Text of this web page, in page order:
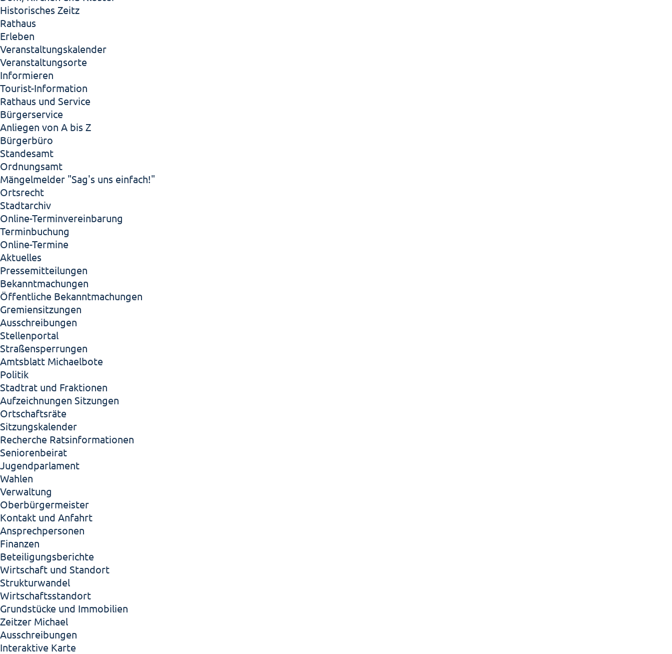
Historisches Zeitz
Rathaus
Erleben
Veranstaltungskalender
Veranstaltungsorte
Informieren
Tourist-Information
Rathaus und Service
Bürgerservice
Anliegen von A bis Z
Bürgerbüro
Standesamt
Ordnungsamt
Mängelmelder "Sag's uns einfach!"
Ortsrecht
Stadtarchiv
Online-Terminvereinbarung
Terminbuchung
Online-Termine
Aktuelles
Pressemitteilungen
Bekanntmachungen
Öffentliche Bekanntmachungen
Gremiensitzungen
Ausschreibungen
Stellenportal
Straßensperrungen
Amtsblatt Michaelbote
Politik
Stadtrat und Fraktionen
Aufzeichnungen Sitzungen
Ortschaftsräte
Sitzungskalender
Recherche Ratsinformationen
Seniorenbeirat
Jugendparlament
Wahlen
Verwaltung
Oberbürgermeister
Kontakt und Anfahrt
Ansprechpersonen
Finanzen
Beteiligungsberichte
Wirtschaft und Standort
Strukturwandel
Wirtschaftsstandort
Grundstücke und Immobilien
Zeitzer Michael
Ausschreibungen
Interaktive Karte